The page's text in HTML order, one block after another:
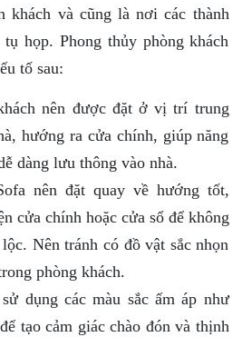
khách và cũng là nơi các thành
họp. Phong thủy phòng khách
tố sau:
nên được đặt ở vị trí trung
hướng ra cửa chính, giúp năng
dàng lưu thông vào nhà.
nên đặt quay về hướng tốt,
cửa chính hoặc cửa sổ để không
Nên tránh có đồ vật sắc nhọn
phòng khách.
dụng các màu sắc ấm áp như
tạo cảm giác chào đón và thịnh